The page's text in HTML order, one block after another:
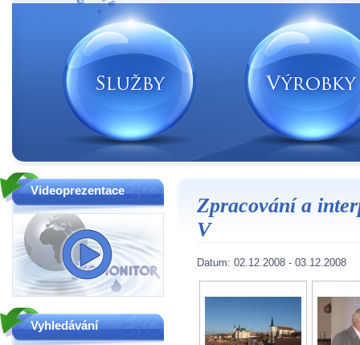
Zpracování a
V
Datum: 02.12.2008 - 03.12.2008
Videoprezentace
Vyhledávání